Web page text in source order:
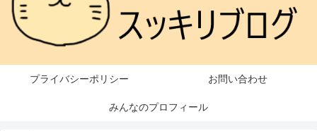
プライバシーポリシー お問い合わせ
みんなのプロフィール